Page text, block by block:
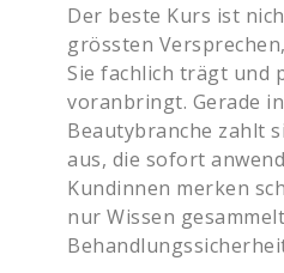
Der beste Kurs ist
grössten
Sie fachlich trägt und
voranbringt. Gerade
Beautybranche zahlt
aus, die sofort
Kundinnen merken
nur Wissen